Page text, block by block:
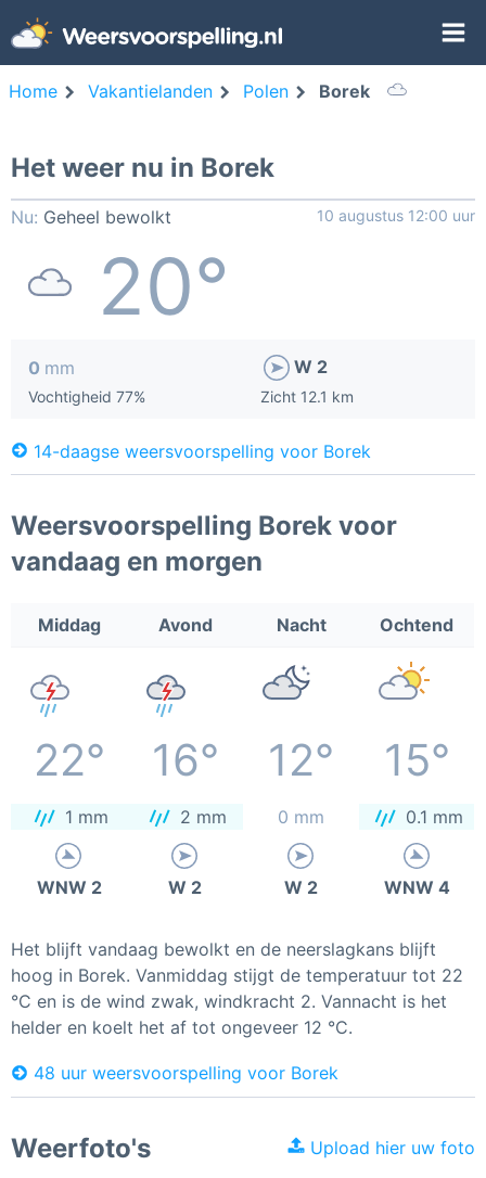
Home Vakantielanden Polen Borek
Het weer nu in Borek
Nu: Geheel bewolkt 10 augustus 12:00 uur
20°
0 mm
Vochtigheid 77%
W 2
Zicht 12.1 km
14-daagse weersvoorspelling voor Borek
Weersvoorspelling Borek voor
vandaag en morgen
Middag Avond Nacht Ochtend
22° 16° 12° 15°
1 mm 2 mm 0 mm 0.1 mm
WNW 2 W 2 W 2 WNW 4
Het blijft vandaag bewolkt en de neerslagkans blijft
hoog in Borek. Vanmiddag stijgt de temperatuur tot 22
°C en is de wind zwak, windkracht 2. Vannacht is het
helder en koelt het af tot ongeveer 12 °C.
48 uur weersvoorspelling voor Borek
Weerfoto's Upload hier uw foto